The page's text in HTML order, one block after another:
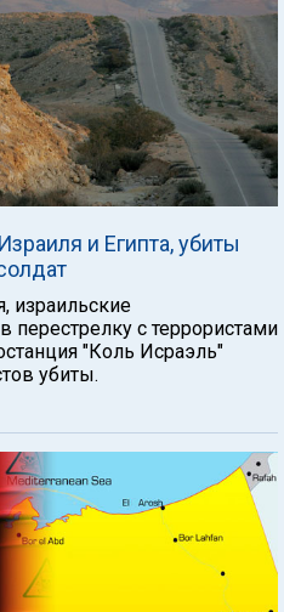
и Египта, убиты
израильские
перестрелку с террористами
"Коль Исраэль"
убиты.